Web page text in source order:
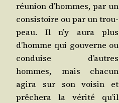
réunion d’hommes, par un
consis­toire ou par un trou­
peau. Il n’y aura plus
d’homme qui gou­verne ou
conduise d’autres
hommes, mais cha­cun
agi­ra sur son voi­sin et
prê­che­ra la véri­té qu’il